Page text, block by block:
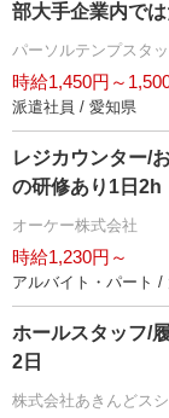
部大手企業内では
パーソルテンプスタ
時給1,450円～
派遣社員 / 愛知県
レジカウンター/
の研修あり1日2h
オーケー株式会社
時給1,230円～
アルバイト・パート /
ホールスタッフ/
2日
株式会社あきんどス